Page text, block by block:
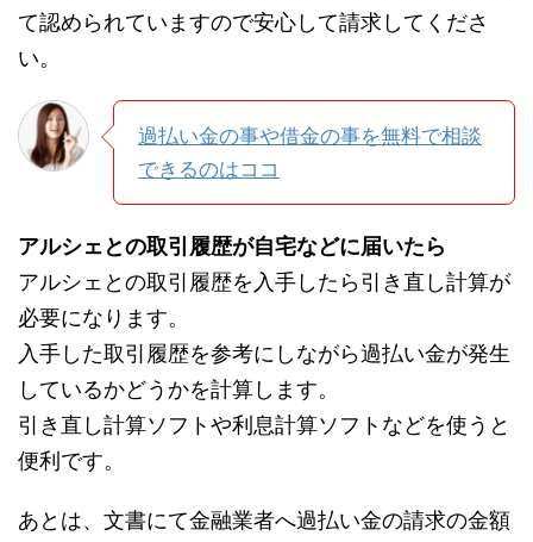
て認められていますので安心して請求してくださ
い。
過払い金の事や借金の事を無料で相談
できるのはココ
アルシェとの取引履歴が自宅などに届いたら
アルシェとの取引履歴を入手したら引き直し計算が
必要になります。
入手した取引履歴を参考にしながら過払い金が発生
しているかどうかを計算します。
引き直し計算ソフトや利息計算ソフトなどを使うと
便利です。
あとは、文書にて金融業者へ過払い金の請求の金額